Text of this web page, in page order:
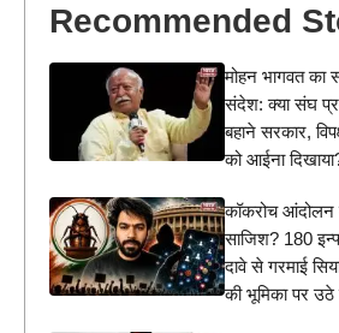
Recommended
मोहन भागवत का
संदेश: क्या संघ
बहाने सरकार,
को आईना
कॉकरोच आंदोलन
साजिश? 180
दावे से गरमाई
की भूमिका पर